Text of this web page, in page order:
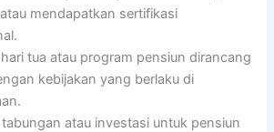
mendapatkan sertifikasi
tua atau program pensiun dirancang
kebijakan yang berlaku di
tabungan atau investasi untuk pensiun